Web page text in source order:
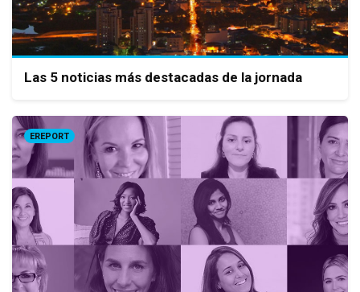
Las 5 noticias más destacadas de la jornada
EREPORT